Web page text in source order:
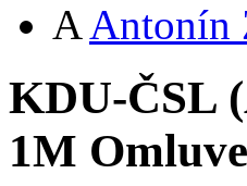
A Antonín
KDU-ČSL (
1M